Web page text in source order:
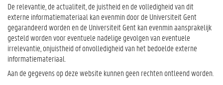
De relevantie, de actualiteit, de juistheid en de volledigheid van dit
externe informatiemateriaal kan evenmin door de Universiteit Gent
gegarandeerd worden en de Universiteit Gent kan evenmin aansprakelijk
gesteld worden voor eventuele nadelige gevolgen van eventuele
irrelevantie, onjuistheid of onvolledigheid van het bedoelde externe
informatiemateriaal.
Aan de gegevens op deze website kunnen geen rechten ontleend worden.